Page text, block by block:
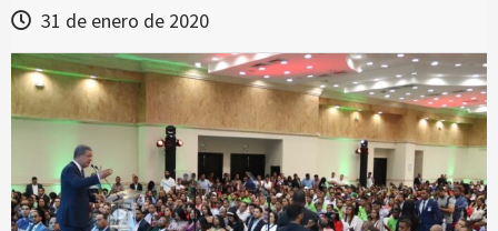
31 de enero de 2020